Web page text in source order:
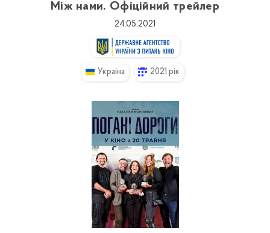
Між нами. Офіційний трейлер
24.05.2021
Україна 2021 рік